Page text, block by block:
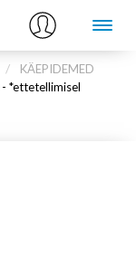
KÄEPIDEMED
*ettetellimisel